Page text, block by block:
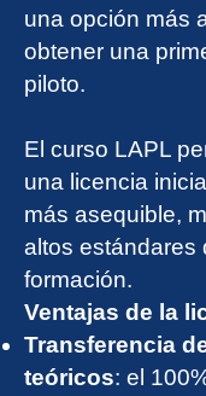
una opción más
obtener una
piloto.
El curso LAPL
una licencia
más asequible,
altos estándares
formación.
Ventajas de la
Transferencia
teóricos: el